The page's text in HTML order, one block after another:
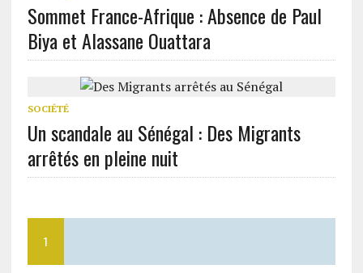
Sommet France-Afrique : Absence de Paul
Biya et Alassane Ouattara
SOCIÉTÉ
Un scandale au Sénégal : Des Migrants
arrêtés en pleine nuit
1